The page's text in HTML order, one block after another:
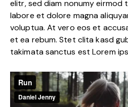
elitr, sed diam nonumy eirmod
labore et dolore magna
voluptua. At vero eos et
et ea rebum. Stet clita kasd
takimata sanctus est Lorem